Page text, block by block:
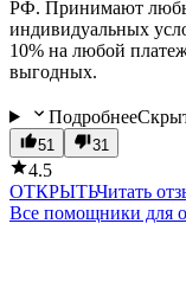
РФ. Принимают
индивидуальных
10% на любой
выгодных.
Подробнее
51 31
4.5
ОТКРЫТЬЧитать
Все помощники для